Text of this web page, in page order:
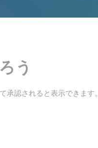
う
承認されると表示できます。